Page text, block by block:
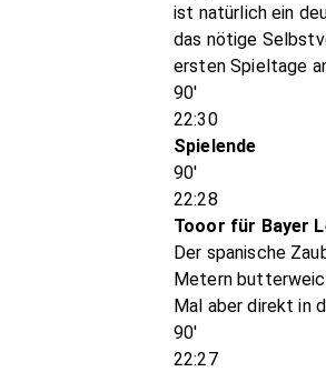
ist natürlich ein
das nötige
ersten Spieltage
90'
22:30
Spielende
90'
22:28
Tooor für Bayer
Der spanische
Metern
Mal aber direkt in
90'
22:27